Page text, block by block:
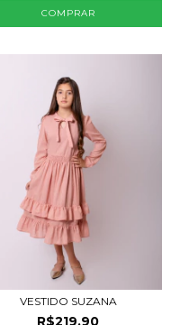
COMPRAR
VESTIDO SUZANA
R$219,90